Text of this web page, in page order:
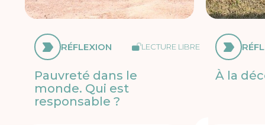
RÉFLEXION LECTURE LIBRE
Pauvreté dans le
monde. Qui est
responsable ?
À la